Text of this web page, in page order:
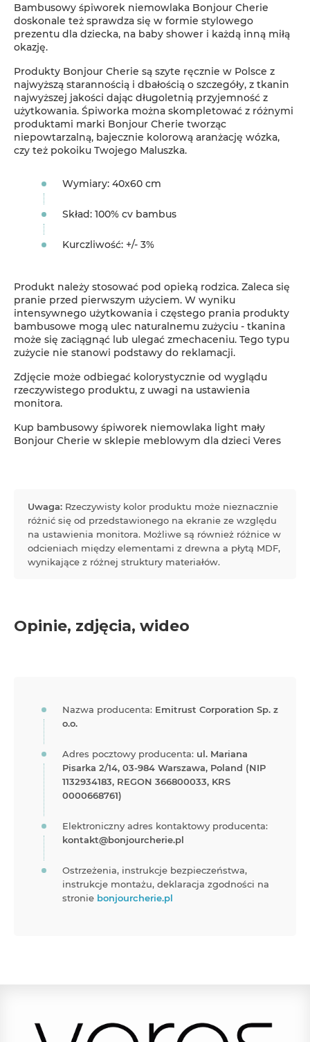
Bambusowy śpiworek niemowlaka Bonjour Cherie
doskonale też sprawdza się w formie stylowego
prezentu dla dziecka, na baby shower i każdą inną miłą
okazję.
Produkty Bonjour Cherie są szyte ręcznie w Polsce z
najwyższą starannością i dbałością o szczegóły, z tkanin
najwyższej jakości dając długoletnią przyjemność z
użytkowania. Śpiworka można skompletować z różnymi
produktami marki Bonjour Cherie tworząc
niepowtarzalną, bajecznie kolorową aranżację wózka,
czy też pokoiku Twojego Maluszka.
Wymiary: 40x60 cm
Skład: 100% cv bambus
Kurczliwość: +/- 3%
Produkt należy stosować pod opieką rodzica. Zaleca się
pranie przed pierwszym użyciem. W wyniku
intensywnego użytkowania i częstego prania produkty
bambusowe mogą ulec naturalnemu zużyciu - tkanina
może się zaciągnąć lub ulegać zmechaceniu. Tego typu
zużycie nie stanowi podstawy do reklamacji.
Zdjęcie może odbiegać kolorystycznie od wyglądu
rzeczywistego produktu, z uwagi na ustawienia
monitora.
Kup bambusowy śpiworek niemowlaka light mały
Bonjour Cherie w sklepie meblowym dla dzieci Veres
Uwaga: Rzeczywisty kolor produktu może nieznacznie
różnić się od przedstawionego na ekranie ze względu
na ustawienia monitora. Możliwe są również różnice w
odcieniach między elementami z drewna a płytą MDF,
wynikające z różnej struktury materiałów.
Opinie, zdjęcia, wideo
Nazwa producenta: Emitrust Corporation Sp. z
o.o.
Adres pocztowy producenta: ul. Mariana
Pisarka 2/14, 03-984 Warszawa, Poland (NIP
1132934183, REGON 366800033, KRS
0000668761)
Elektroniczny adres kontaktowy producenta:
kontakt@bonjourcherie.pl
Ostrzeżenia, instrukcje bezpieczeństwa,
instrukcje montażu, deklaracja zgodności na
stronie bonjourcherie.pl